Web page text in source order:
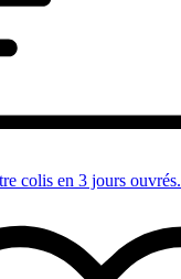
colis en 3 jours ouvrés.